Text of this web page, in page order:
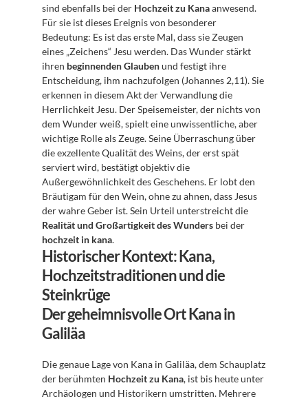
sind ebenfalls bei der Hochzeit zu Kana anwesend.
Für sie ist dieses Ereignis von besonderer
Bedeutung: Es ist das erste Mal, dass sie Zeugen
eines „Zeichens“ Jesu werden. Das Wunder stärkt
ihren beginnenden Glauben und festigt ihre
Entscheidung, ihm nachzufolgen (Johannes 2,11). Sie
erkennen in diesem Akt der Verwandlung die
Herrlichkeit Jesu. Der Speisemeister, der nichts von
dem Wunder weiß, spielt eine unwissentliche, aber
wichtige Rolle als Zeuge. Seine Überraschung über
die exzellente Qualität des Weins, der erst spät
serviert wird, bestätigt objektiv die
Außergewöhnlichkeit des Geschehens. Er lobt den
Bräutigam für den Wein, ohne zu ahnen, dass Jesus
Realität und Großartigkeit des Wunders
hochzeit in kana.
Historischer Kontext: Kana,
Hochzeitstraditionen und die
Steinkrüge
Der geheimnisvolle Ort Kana in
Galiläa
Die genaue Lage von Kana in Galiläa, dem Schauplatz
der berühmten Hochzeit zu Kana, ist bis heute unter
Archäologen und Historikern umstritten. Mehrere